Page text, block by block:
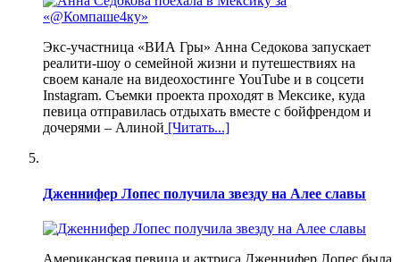
Экс-участница «ВИА Гры» Анна Седокова запускает
реалити-шоу о семейной жизни и путешествиях на
своем канале на видеохостинге YouTube и в соцсети
Instagram. Съемки проекта проходят в Мексике, куда
певица отправилась отдыхать вместе с бойфрендом и
дочерями – Алиной [Читать...]
Дженнифер Лопес получила звезду на Алее славы
Американская певица и актриса Дженнифер Лопес была